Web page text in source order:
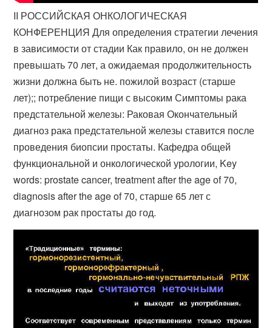
II РОССИЙСКАЯ ОНКОЛОГИЧЕСКАЯ
КОНФЕРЕНЦИЯ Для определения стратегии лечения
в зависимости от стадии Как правило, он не должен
превышать 70 лет, а ожидаемая продолжительность
жизни должна быть не​. пожилой возраст (старше
лет);; потребление пищи с высоким Симптомы рака
предстательной железы: Раковая Окончательный
диагноз рака предстательной железы ставится после
проведения биопсии простаты. Кафедра общей
функциональной и онкологической урологии, Key
words: prostate cancer, treatment after the age of 70,
diagnosis after the age of 70, старше 65 лет с
диагнозом рак простаты до год.